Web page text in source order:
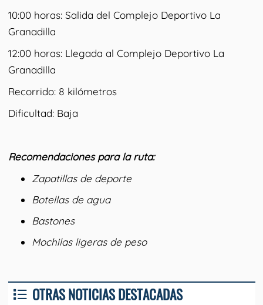
10:00 horas: Salida del Complejo Deportivo La
Granadilla
12:00 horas: Llegada al Complejo Deportivo La
Granadilla
Recorrido: 8 kilómetros
Dificultad: Baja
Recomendaciones para la ruta:
Zapatillas de deporte
Botellas de agua
Bastones
Mochilas ligeras de peso
OTRAS NOTICIAS DESTACADAS